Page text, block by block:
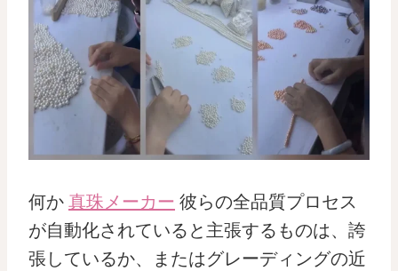
何か 真珠メーカー 彼らの全品質プロセス
が自動化されていると主張するものは、誇
張しているか、またはグレーディングの近